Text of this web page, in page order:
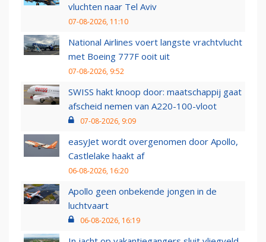
vluchten naar Tel Aviv
07-08-2026, 11:10
National Airlines voert langste vrachtvlucht
met Boeing 777F ooit uit
07-08-2026, 9:52
SWISS hakt knoop door: maatschappij gaat
afscheid nemen van A220-100-vloot
07-08-2026, 9:09
easyJet wordt overgenomen door Apollo,
Castlelake haakt af
06-08-2026, 16:20
Apollo geen onbekende jongen in de
luchtvaart
06-08-2026, 16:19